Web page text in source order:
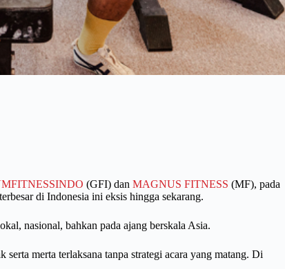
(GFI) dan MAGNUS FITNESS (MF), pada
di Indonesia ini eksis hingga sekarang.
nasional, bahkan pada ajang berskala Asia.
merta terlaksana tanpa strategi acara yang matang. Di